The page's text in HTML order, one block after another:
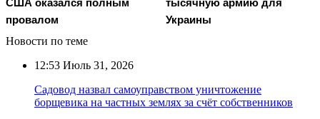
провалом
Украины
Новости по теме
12:53 Июль 31, 2026
Садовод назвал самоуправством уничтожение
борщевика на частных землях за счёт собственников